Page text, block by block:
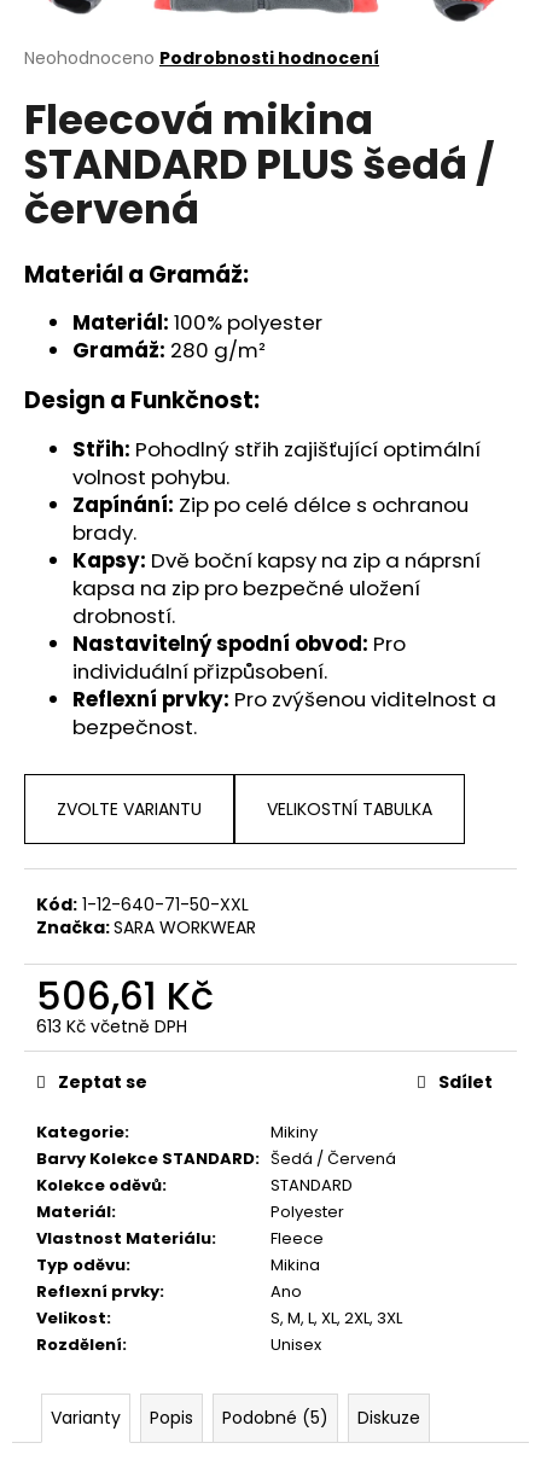
Průměrné
produktu
je
0,0
z
5
hvězdiček.
Neohodnoceno Podrobnosti hodnocení
Fleecová mikina
STANDARD PLUS šedá /
červená
Materiál a Gramáž:
Materiál: 100% polyester
Gramáž: 280 g/m²
Design a Funkčnost:
Střih: Pohodlný střih zajišťující optimální
volnost pohybu.
Zapínání: Zip po celé délce s ochranou
brady.
Kapsy: Dvě boční kapsy na zip a náprsní
kapsa na zip pro bezpečné uložení
drobností.
Nastavitelný spodní obvod: Pro
individuální přizpůsobení.
Reflexní prvky: Pro zvýšenou viditelnost a
bezpečnost.
ZVOLTE VARIANTU VELIKOSTNÍ TABULKA
Kód: 1-12-640-71-50-XXL
Značka:SARA WORKWEAR
506,61 Kč
613 Kč včetně DPH
Měrná
cena:
Kategorie:
Mikiny
Barvy Kolekce STANDARD: Šedá / Červená
Kolekce oděvů:
STANDARD
Materiál:
Polyester
Vlastnost Materiálu:
Fleece
Typ oděvu:
Mikina
Reflexní prvky:
Ano
Velikost: S, M, L, XL, 2XL, 3XL
Rozdělení: Unisex
Zeptat se Sdílet
Varianty Popis Podobné (5) Diskuze
j
t
?
HLEDAT
D
o